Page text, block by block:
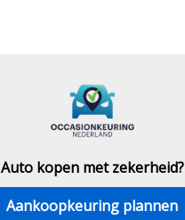
Auto kopen met zekerheid?
Aankoopkeuring plannen